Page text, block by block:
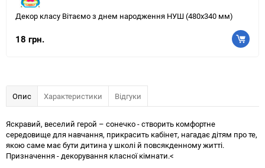
Декор класу Вітаємо з днем народження НУШ (480х340 мм)
18 грн.
Опис Характеристики Відгуки
Яскравий, веселий герой – сонечко - створить комфортне
середовище для навчання, прикрасить кабінет, нагадає дітям про те,
якою саме має бути дитина у школі й повсякденному житті.
Призначення - декорування класної кімнати.<